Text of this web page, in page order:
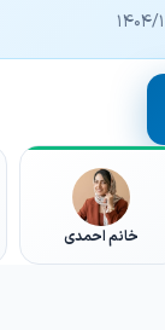
خانم احمدی